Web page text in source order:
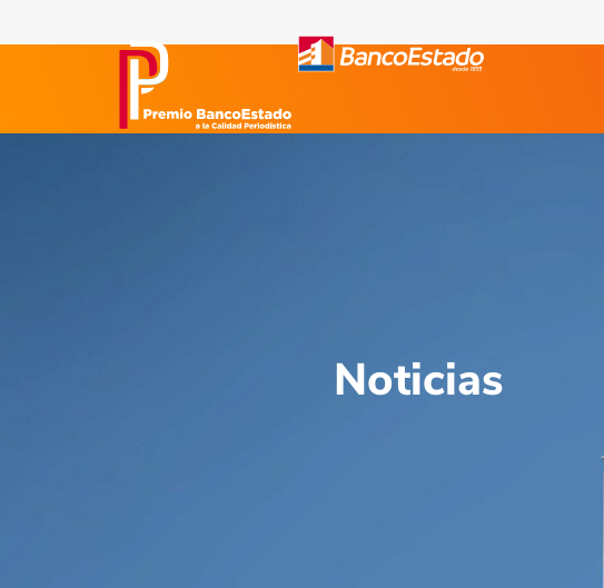
Noticias